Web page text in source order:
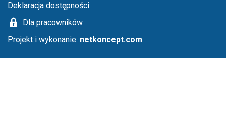
Deklaracja dostępności
Dla pracowników
Projekt i wykonanie: netkoncept.com